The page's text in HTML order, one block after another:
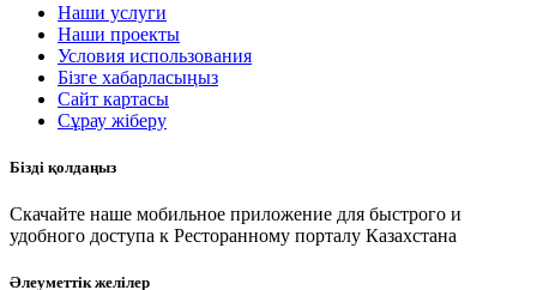
Наши услуги
Наши проекты
Условия использования
Бізге хабарласыңыз
Сайт картасы
Сұрау жіберу
Бізді қолдаңыз
Скачайте наше мобильное приложение для быстрого и
удобного доступа к Ресторанному порталу Казахстана
Әлеуметтік желілер